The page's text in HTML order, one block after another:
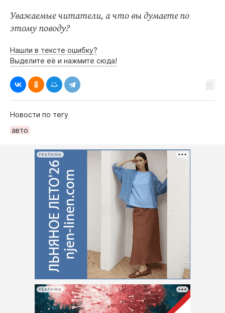
Уважаемые читатели, а что вы думаете по
этому поводу?
Нашли в тексте ошибку?
Выделите её и нажмите сюда!
Новости по тегу
авто
РЕКЛАМА
РЕКЛАМА